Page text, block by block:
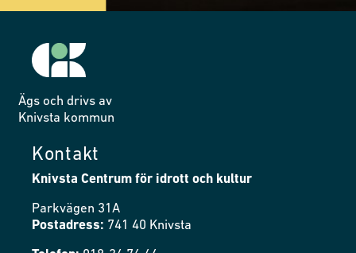
Ägs och drivs av
Knivsta kommun
Kontakt
Knivsta Centrum för idrott och kultur
Parkvägen 31A
Postadress: 741 40 Knivsta